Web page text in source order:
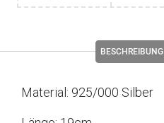
BESCHREIBUNG
Material: 925/000 Silber